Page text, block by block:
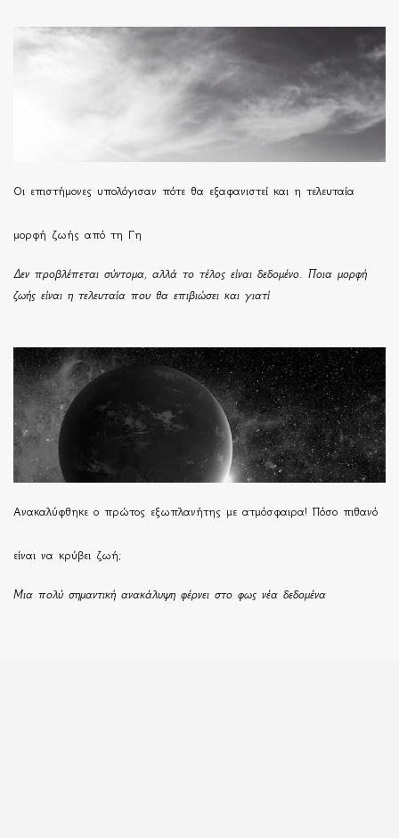
Οι επιστήμονες υπολόγισαν πότε θα εξαφανιστεί και η τελευταία
μορφή ζωής από τη Γη
Δεν προβλέπεται σύντομα, αλλά το τέλος είναι δεδομένο. Ποια μορφή
ζωής είναι η τελευταία που θα επιβιώσει και γιατί
Ανακαλύφθηκε ο πρώτος εξωπλανήτης με ατμόσφαιρα! Πόσο πιθανό
είναι να κρύβει ζωή;
Μια πολύ σημαντική ανακάλυψη φέρνει στο φως νέα δεδομένα